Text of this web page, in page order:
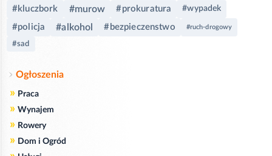
#kluczbork #murow #prokuratura #wypadek
#policja #alkohol #bezpieczenstwo #ruch-drogowy
#sad
Ogłoszenia
» Praca
» Wynajem
» Rowery
» Dom i Ogród